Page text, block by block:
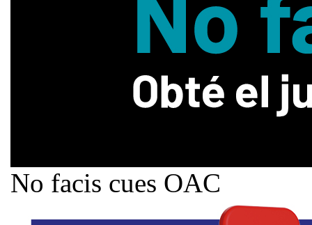
No facis cues OAC